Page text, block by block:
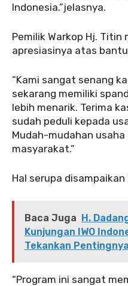
Indonesia.”jelasnya.
Pemilik Warkop Hj. Titin
apresiasinya atas
“Kami sangat senang
sekarang memiliki
lebih menarik. Terima
sudah peduli kepada
Mudah-mudahan
masyarakat.”
Hal serupa
Baca Juga H.
Kunjungan IWO
Tekankan
“Program ini sangat